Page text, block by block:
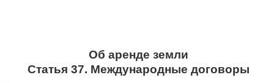
Об аренде земли
Статья 37. Международные договоры